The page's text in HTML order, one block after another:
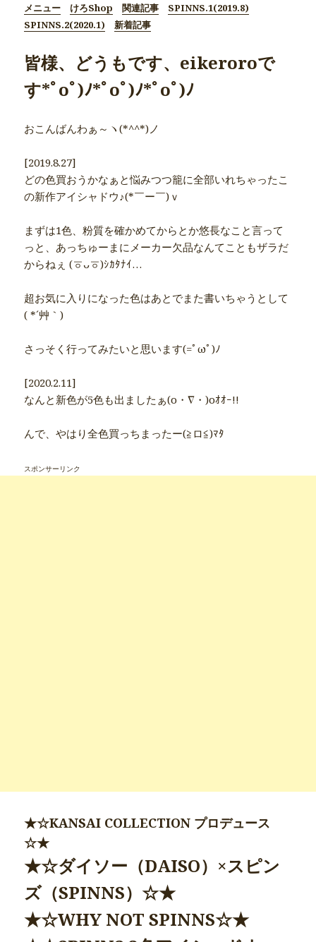
メニュー
けろShop 関連記事
SPINNS.1(2019.8)
SPINNS.2(2020.1)
新着記事
皆様、どうもです、eikeroroで
す*ﾟoﾟ)ﾉ*ﾟoﾟ)ﾉ*ﾟoﾟ)ﾉ
おこんばんわぁ～ヽ(*^^*)ノ
[2019.8.27]
どの色買おうかなぁと悩みつつ籠に全部いれちゃったこ
の新作アイシャドウ♪(*￣ー￣)ｖ
まずは1色、粉質を確かめてからとか悠長なこと言って
っと、あっちゅーまにメーカー欠品なんてこともザラだ
からねぇ (ㆆᴗㆆ)ｼｶﾀﾅｲ…
超お気に入りになった色はあとでまた書いちゃうとして
( *´艸｀)
さっそく行ってみたいと思います(=ﾟωﾟ)ﾉ
[2020.2.11]
なんと新色が5色も出ましたぁ(o・∇・)oｵｵｰ!!
んで、やはり全色買っちまったー(≧ロ≦)ﾏﾀ
スポンサーリンク
★☆KANSAI COLLECTION プロデュース
☆★
★☆ダイソー（DAISO）×スピン
ズ（SPINNS）☆★
★☆WHY NOT SPINNS☆★